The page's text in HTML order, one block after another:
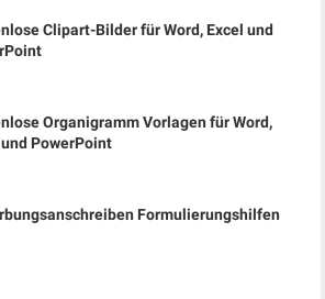
Clipart-Bilder für Word, Excel und
Organigramm Vorlagen für Word,
PowerPoint
Formulierungshilfen